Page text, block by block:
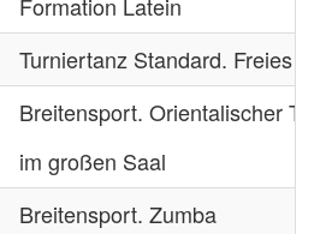
Formation Latein
Turniertanz Standard. Freies
Breitensport. Orientalischer
im großen Saal
Breitensport. Zumba